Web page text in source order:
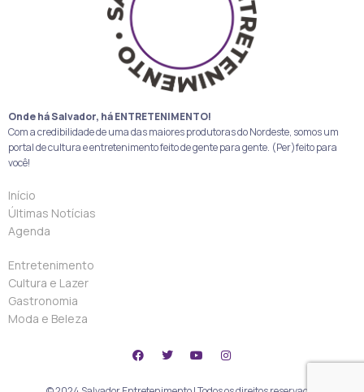
Onde há Salvador, há ENTRETENIMENTO!
Com a credibilidade de uma das maiores produtoras do Nordeste, somos um
portal de cultura e entretenimento feito de gente para gente. (Per)feito para
você!
Início
Últimas Notícias
Agenda
Entretenimento
Cultura e Lazer
Gastronomia
Moda e Beleza